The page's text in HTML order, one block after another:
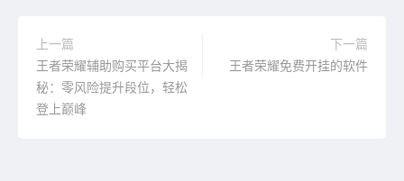
上一篇
王者荣耀辅助购买平台大揭
秘：零风险提升段位，轻松
登上巅峰
下一篇
王者荣耀免费开挂的软件